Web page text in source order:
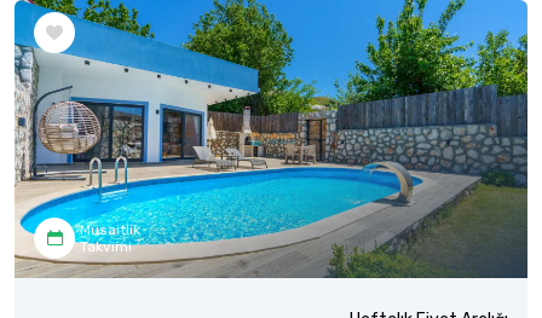
Müsaitlik
Takvimi